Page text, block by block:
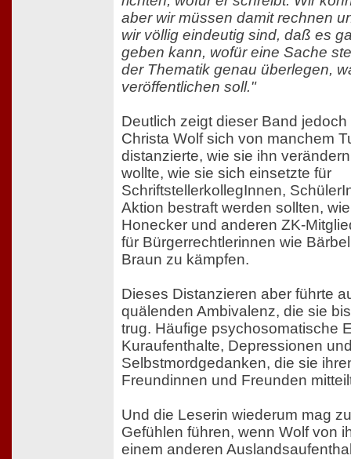
aber wir müssen damit rechnen
wir völlig eindeutig sind, daß es
geben kann, wofür eine Sache
der Thematik genau überlegen,
veröffentlichen soll."
Deutlich zeigt dieser Band
Christa Wolf sich von manchem
distanzierte, wie sie ihn
wollte, wie sie sich einsetzte für
SchriftstellerkollegInnen,
Aktion bestraft werden sollten,
Honecker und anderen ZK-
für Bürgerrechtlerinnen wie
Braun zu kämpfen.
Dieses Distanzieren aber führte
quälenden Ambivalenz, die sie
trug. Häufige psychosomatische
Kuraufenthalte, Depressionen
Selbstmordgedanken, die sie
Freundinnen und Freunden
Und die Leserin wiederum mag
Gefühlen führen, wenn Wolf von
einem anderen